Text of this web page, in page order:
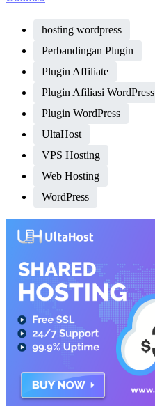
hosting wordpress
Perbandingan Plugin
Plugin Affiliate
Plugin Afiliasi WordPress
Plugin WordPress
UltaHost
VPS Hosting
Web Hosting
WordPress